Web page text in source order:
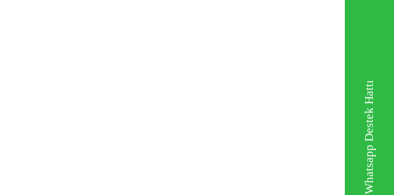
Whatsapp Destek Hattı